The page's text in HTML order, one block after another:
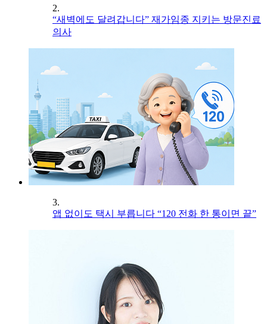
2.
“새벽에도 달려갑니다” 재가임종 지키는 방문진료
의사
3.
앱 없이도 택시 부릅니다 “120 전화 한 통이면 끝”